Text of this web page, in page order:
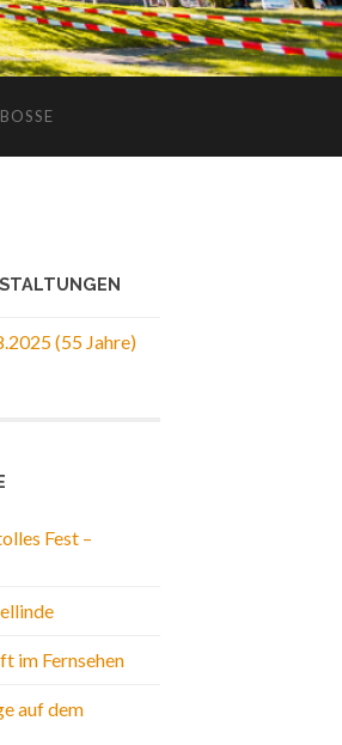
(55 Jahre)
Fest –
im Fernsehen
auf dem